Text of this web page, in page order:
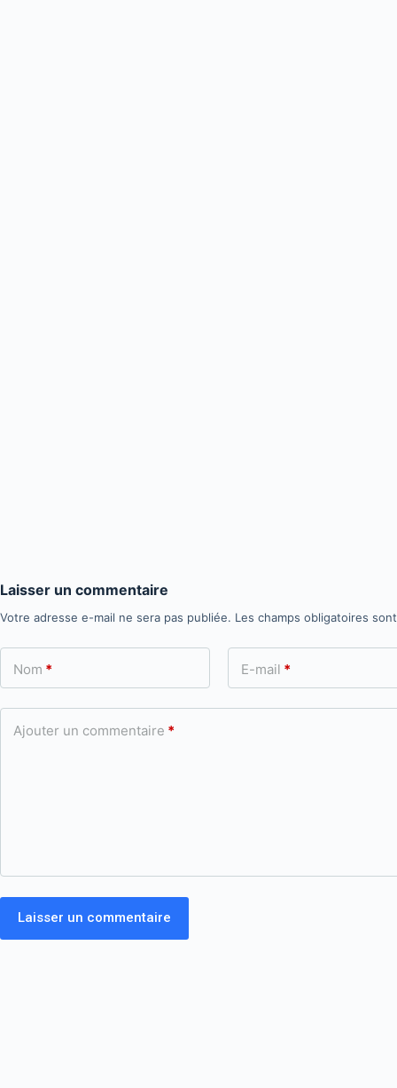
Laisser un commentaire
Votre adresse e-mail ne sera pas publiée. Les champs obligatoires
Nom * E-mail *
Ajouter un commentaire *
Laisser un commentaire